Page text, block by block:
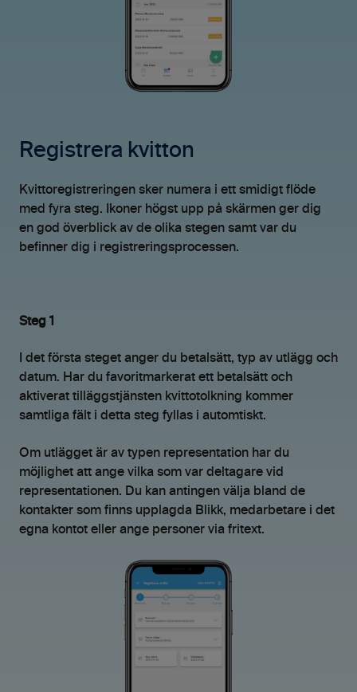
Registrera kvitton
Kvittoregistreringen sker numera i ett smidigt flöde
med fyra steg. Ikoner högst upp på skärmen ger dig
en god överblick av de olika stegen samt var du
befinner dig i registreringsprocessen.
Steg 1
I det första steget anger du betalsätt, typ av utlägg och
datum. Har du favoritmarkerat ett betalsätt och
aktiverat tilläggstjänsten kvittotolkning kommer
samtliga fält i detta steg fyllas i automtiskt.
Om utlägget är av typen representation har du
möjlighet att ange vilka som var deltagare vid
representationen. Du kan antingen välja bland de
kontakter som finns upplagda Blikk, medarbetare i det
egna kontot eller ange personer via fritext.